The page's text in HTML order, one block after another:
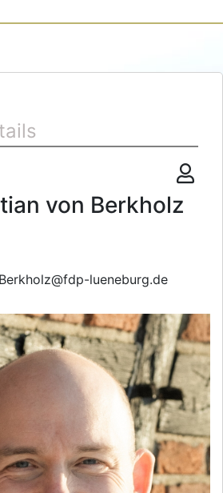
von Berkholz
@fdp-lueneburg.de